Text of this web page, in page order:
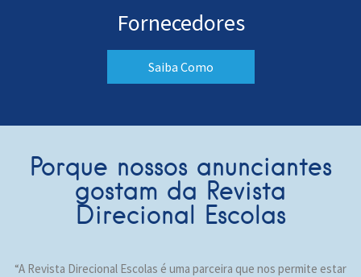
Fornecedores
Saiba Como
Porque nossos anunciantes
gostam da Revista
Direcional Escolas
“A Revista Direcional Escolas é uma parceira que nos permite estar